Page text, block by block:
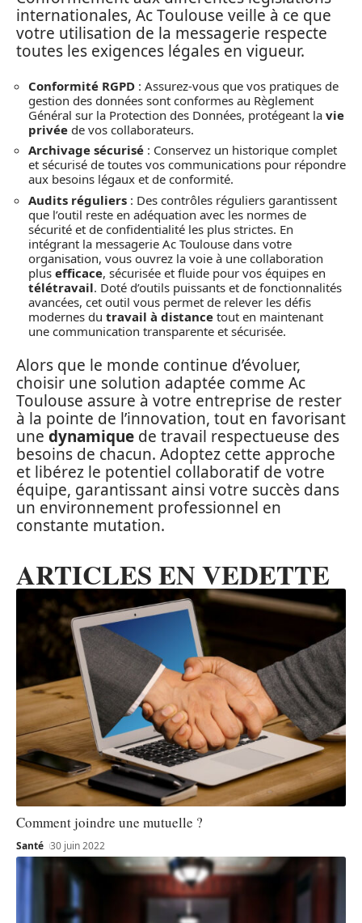
internationales, Ac Toulouse veille à ce que
votre utilisation de la messagerie respecte
toutes les exigences légales en vigueur.
Conformité RGPD : Assurez-vous que vos pratiques de
gestion des données sont conformes au Règlement
Général sur la Protection des Données, protégeant la vie
privée de vos collaborateurs.
Archivage sécurisé : Conservez un historique complet
et sécurisé de toutes vos communications pour répondre
aux besoins légaux et de conformité.
Audits réguliers : Des contrôles réguliers garantissent
que l’outil reste en adéquation avec les normes de
sécurité et de confidentialité les plus strictes. En
intégrant la messagerie Ac Toulouse dans votre
organisation, vous ouvrez la voie à une collaboration
plus efficace, sécurisée et fluide pour vos équipes en
télétravail. Doté d’outils puissants et de fonctionnalités
avancées, cet outil vous permet de relever les défis
modernes du travail à distance tout en maintenant
une communication transparente et sécurisée.
Alors que le monde continue d’évoluer,
choisir une solution adaptée comme Ac
Toulouse assure à votre entreprise de rester
à la pointe de l’innovation, tout en favorisant
une dynamique de travail respectueuse des
besoins de chacun. Adoptez cette approche
et libérez le potentiel collaboratif de votre
équipe, garantissant ainsi votre succès dans
un environnement professionnel en
constante mutation.
ARTICLES EN VEDETTE
Comment joindre une mutuelle ?
Santé 30 juin 2022